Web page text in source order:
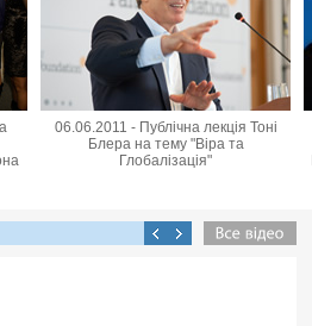
06.06.2011 - Публічна лекція Тоні
Блера на тему "Віра та
Глобалізація"